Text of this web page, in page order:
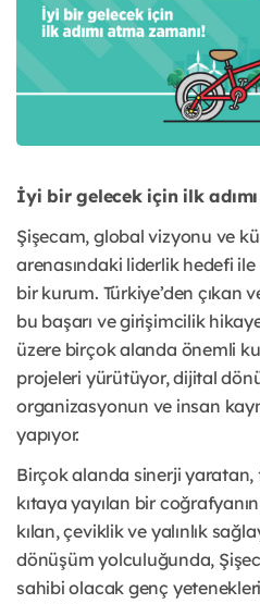
İyi bir gelecek için ilk
Şişecam, global vizyonu ve
arenasındaki liderlik hedefi
bir kurum. Türkiye’den çıkan
bu başarı ve girişimcilik
üzere birçok alanda önemli
projeleri yürütüyor, dijital
organizasyonun ve insan
yapıyor.
Birçok alanda sinerji yaratan,
kıtaya yayılan bir
kılan, çeviklik ve yalınlık
dönüşüm yolculuğunda,
sahibi olacak genç